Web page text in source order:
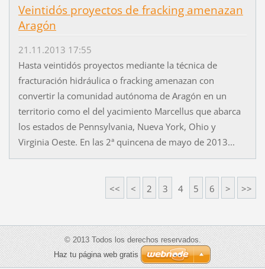
Veintidós proyectos de fracking amenazan
Aragón
21.11.2013 17:55
Hasta veintidós proyectos mediante la técnica de
fracturación hidráulica o fracking amenazan con
convertir la comunidad autónoma de Aragón en un
territorio como el del yacimiento Marcellus que abarca
los estados de Pennsylvania, Nueva York, Ohio y
Virginia Oeste. En las 2ª quincena de mayo de 2013...
<< < 2 3 4 5 6 > >>
© 2013 Todos los derechos reservados.
Haz tu página web gratis